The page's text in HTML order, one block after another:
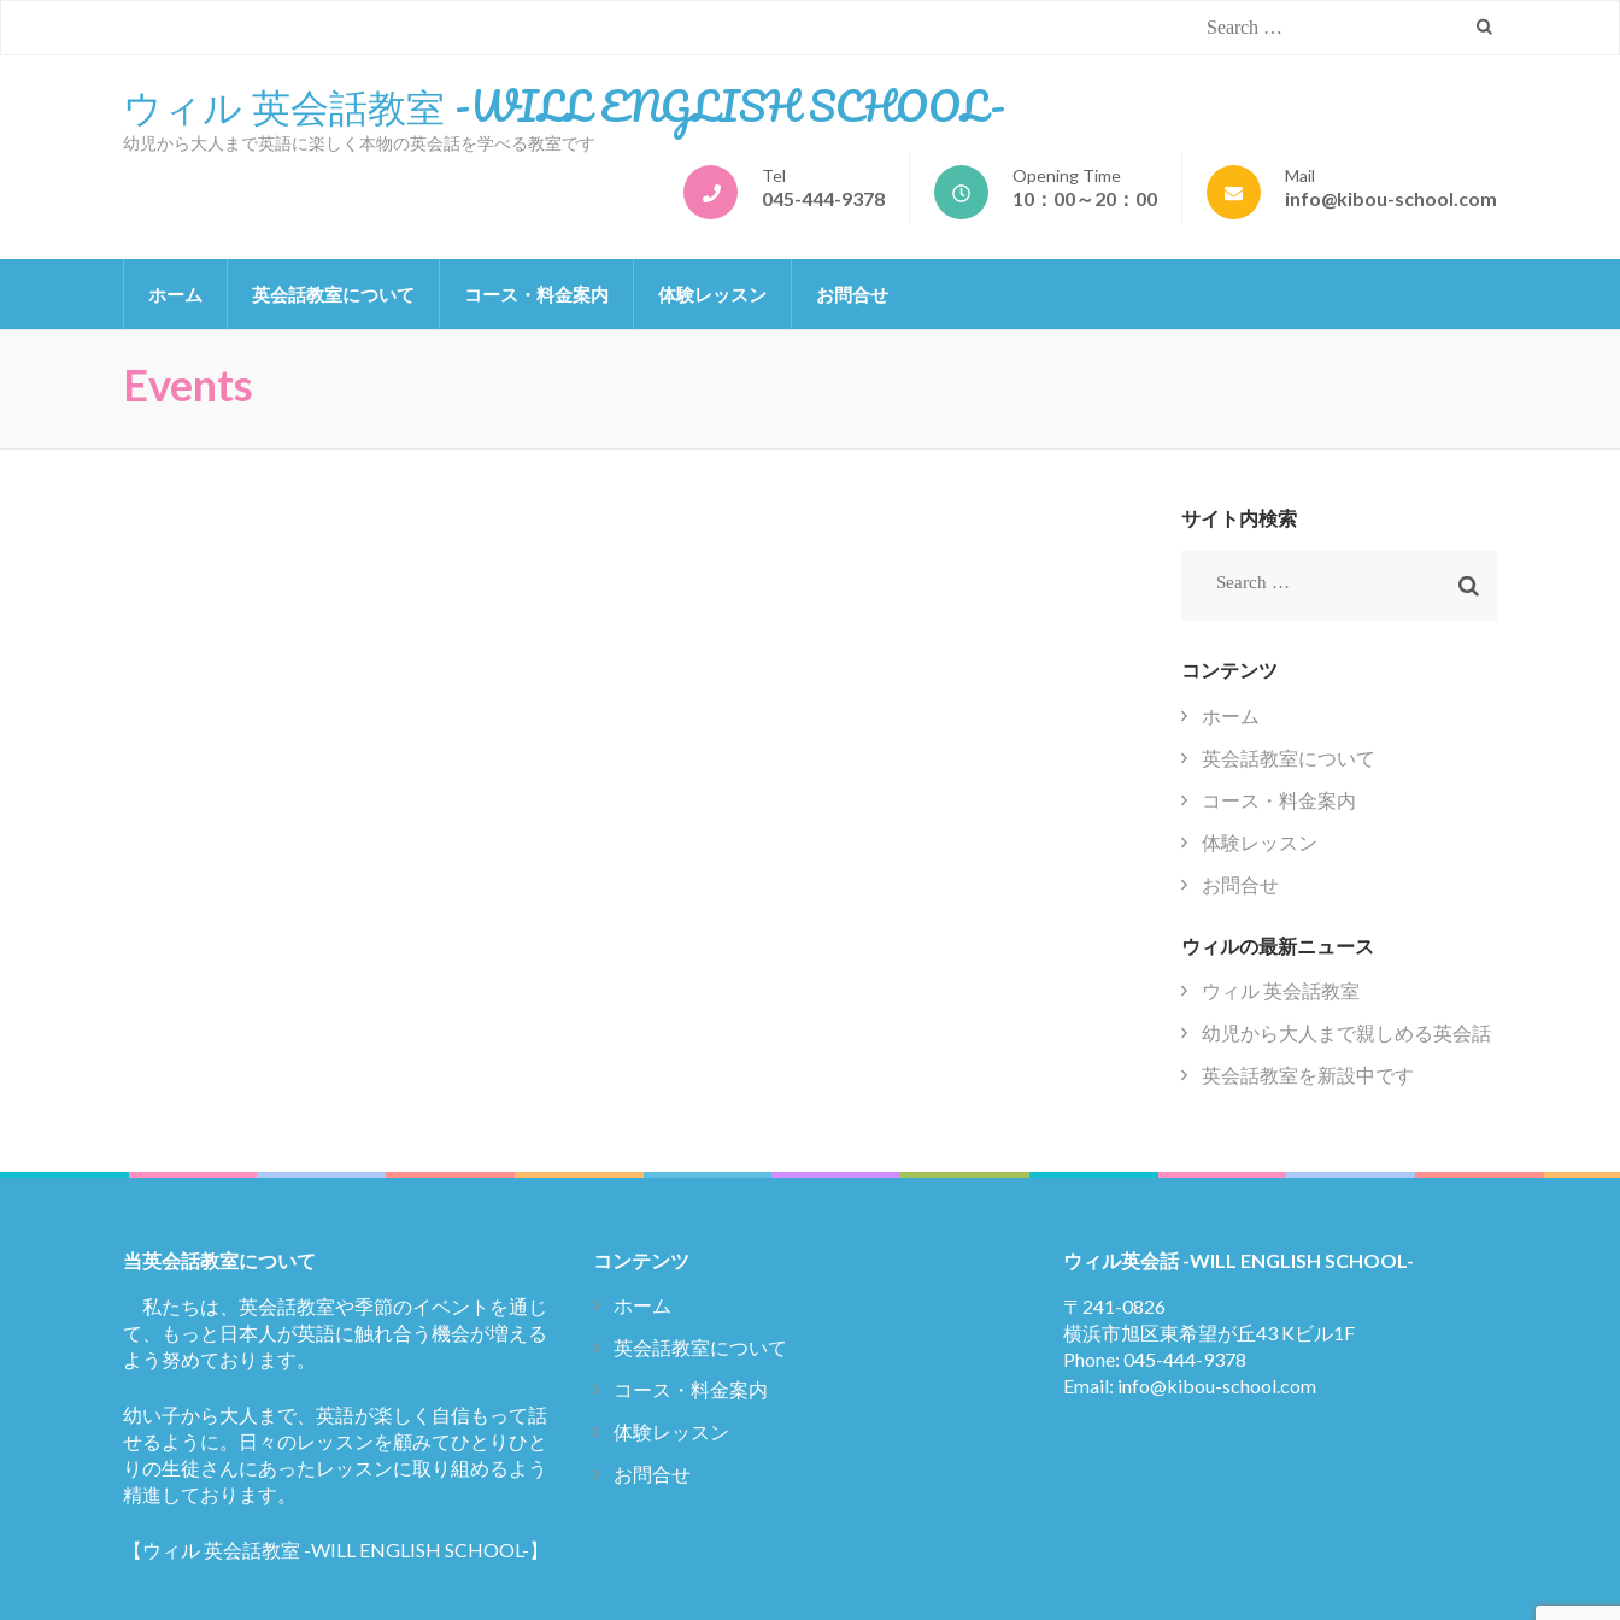
Search
ウィル 英会話教室 -WILL ENGLISH SCHOOL-
幼児から大人まで英語に楽しく本物の英会話を学べる教室です
Tel
045-444-9378
Opening Time
10：00～20：00
Mail
info@kibou-school.com
ホーム 英会話教室について コース・料金案内 体験レッスン お問合せ
Events
サイト内検索
Search
コンテンツ
ホーム
英会話教室について
コース・料金案内
体験レッスン
お問合せ
ウィルの最新ニュース
ウィル 英会話教室
幼児から大人まで親しめる英会話
英会話教室を新設中です
当英会話教室について
私たちは、英会話教室や季節のイベントを通じ
て、もっと日本人が英語に触れ合う機会が増える
よう努めております。
幼い子から大人まで、英語が楽しく自信もって話
せるように。日々のレッスンを顧みてひとりひと
りの生徒さんにあったレッスンに取り組めるよう
精進しております。
【ウィル 英会話教室 -WILL ENGLISH SCHOOL-】
コンテンツ
ホーム
英会話教室について
コース・料金案内
体験レッスン
お問合せ
ウィル英会話 -WILL ENGLISH SCHOOL-
〒241-0826
横浜市旭区東希望が丘43 Kビル1F
Phone: 045-444-9378
Email: info@kibou-school.com